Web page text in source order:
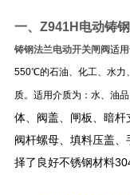
一、 Z941H电动铸
铸钢法兰电动开关闸阀适
550℃的石油、化工、水力
质。适用介质为：水、油
体、阀盖、闸板、暗杆
阀杆螺母、填料压盖
择了良好不锈钢材料